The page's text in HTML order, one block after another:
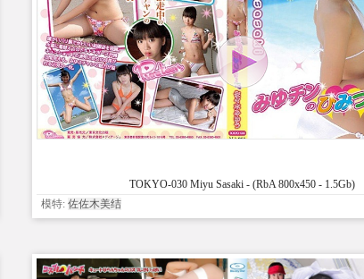
TOKYO-030 Miyu Sasaki - (RbA 800x450 - 1.5Gb)
模特: 佐佐木美结